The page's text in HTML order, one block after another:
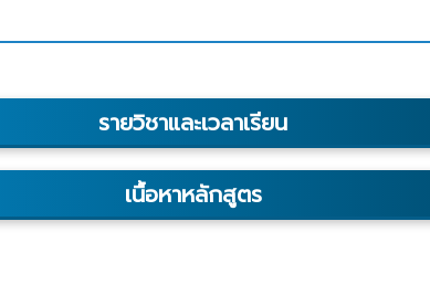
รายวิชาและเวลาเรียน
เนื้อหาหลักสูตร